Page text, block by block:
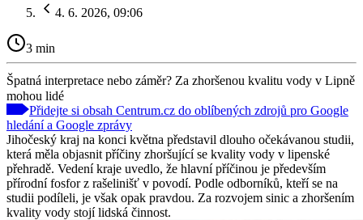
4. 6. 2026, 09:06
3 min
Špatná interpretace nebo záměr? Za zhoršenou kvalitu vody v Lipně
mohou lidé
Přidejte si obsah Centrum.cz do oblíbených zdrojů pro Google
hledání a Google zprávy
Jihočeský kraj na konci května představil dlouho očekávanou studii,
která měla objasnit příčiny zhoršující se kvality vody v lipenské
přehradě. Vedení kraje uvedlo, že hlavní příčinou je především
přírodní fosfor z rašelinišť v povodí. Podle odborníků, kteří se na
studii podíleli, je však opak pravdou. Za rozvojem sinic a zhoršením
kvality vody stojí lidská činnost.